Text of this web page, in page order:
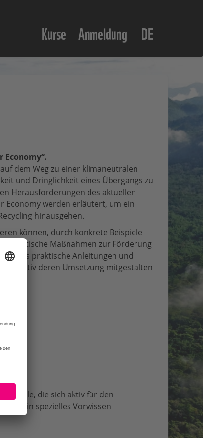
Kurse Anmeldung DE
dem Weg zu einer klimaneutralen
und Dringlichkeit eines Übergangs zu
Herausforderungen des aktuellen
Economy werden erläutert, um ein
hinausgehen.
können, durch konkrete Beispiele
politische Maßnahmen zur Förderung
Kurs praktische Anleitungen und
aktiv deren Umsetzung mitgestalten
und alle, die sich aktiv für den
ist kein spezielles Vorwissen